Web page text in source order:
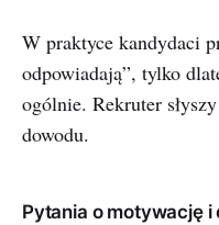
W praktyce kandydaci
odpowiadają”, tylko
ogólnie. Rekruter
dowodu.
Pytania o motywację